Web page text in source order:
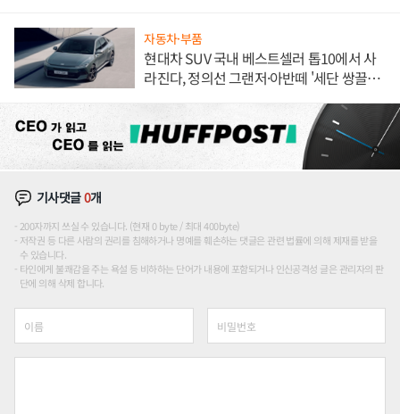
자동차·부품
현대차 SUV 국내 베스트셀러 톱10에서 사
라진다, 정의선 그랜저·아반떼 '세단 쌍끌
기사댓글0개
200자까지 쓰실 수 있습니다. (현재 0 byte / 최대 400byte)
저작권 등 다른 사람의 권리를 침해하거나 명예를 훼손하는 댓글은 관련 법률에 의해 제재를 받을
수 있습니다.
타인에게 불쾌감을 주는 욕설 등 비하하는 단어가 내용에 포함되거나 인신공격성 글은 관리자의 판
단에 의해 삭제 합니다.